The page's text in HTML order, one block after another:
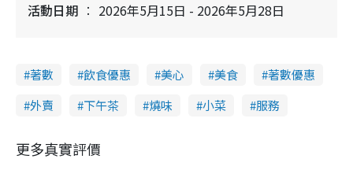
活動日期 2026年5月15日 - 2026年5月28日
著數 飲食優惠 美心 美食
著數優惠
外賣
下午茶 燒味 小菜 服務
更多真實評價